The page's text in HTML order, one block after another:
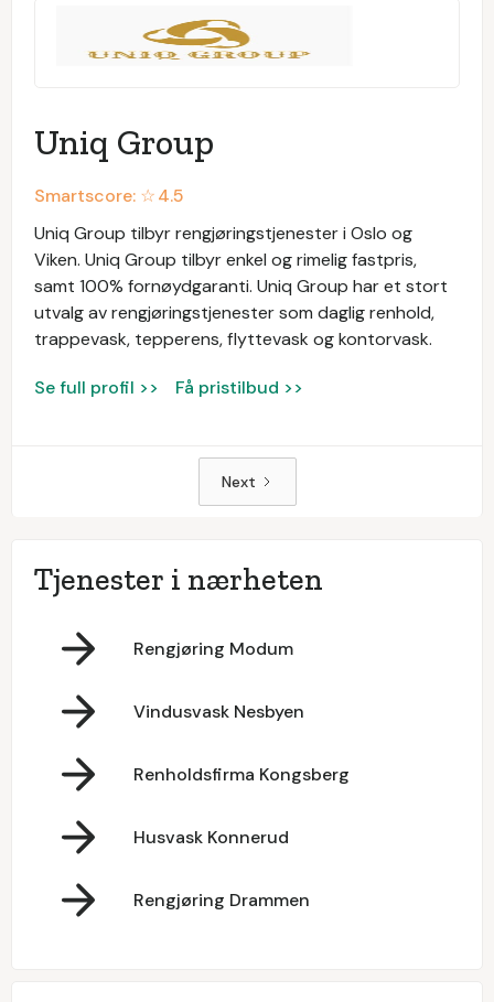
Uniq Group
Smartscore: ☆4.5
Uniq Group tilbyr rengjøringstjenester i Oslo og
Viken. Uniq Group tilbyr enkel og rimelig fastpris,
samt 100% fornøydgaranti. Uniq Group har et stort
utvalg av rengjøringstjenester som daglig renhold,
trappevask, tepperens, flyttevask og kontorvask.
Se full profil >> Få pristilbud >>
Next
Tjenester i nærheten
Rengjøring Modum
Vindusvask Nesbyen
Renholdsfirma Kongsberg
Husvask Konnerud
Rengjøring Drammen